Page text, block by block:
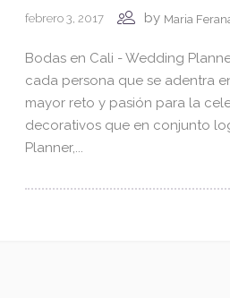
febrero 3, 2017 by Maria
Bodas en Cali - Wedding
cada persona que se adentra
mayor reto y pasión para la
decorativos que en conjunto
Planner,...
que siempre han imaginado?
Conversemos sobre su historia, sus
experiencias que desean crear. A
nuestra planeación personalizada,
transformaremos su visión en una
única, elegante y llena de significado.